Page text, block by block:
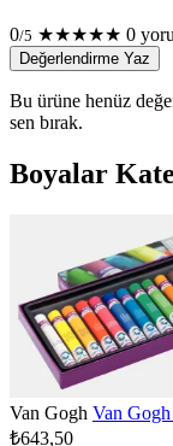
0/5 ★★★★★ 0
Değerlendirme Yaz
Bu ürüne henüz
sen bırak.
Boyalar
Van Gogh Van Gogh
₺643,50